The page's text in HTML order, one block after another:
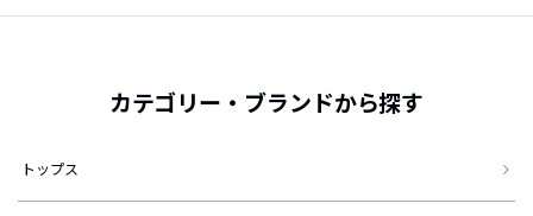
カテゴリー・ブランドから探す
トップス